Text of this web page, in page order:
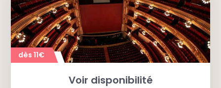
Direction le 6èmeétage.
Puis le guide nous emmène au 6èmeet dernier
la coupole de près.
dès 11€
Voir disponibilité